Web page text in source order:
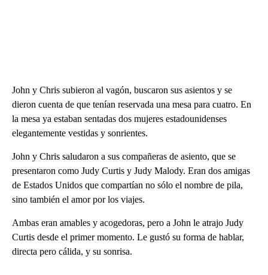
John y Chris subieron al vagón, buscaron sus asientos y se
dieron cuenta de que tenían reservada una mesa para cuatro. En
la mesa ya estaban sentadas dos mujeres estadounidenses
elegantemente vestidas y sonrientes.
John y Chris saludaron a sus compañeras de asiento, que se
presentaron como Judy Curtis y Judy Malody. Eran dos amigas
de Estados Unidos que compartían no sólo el nombre de pila,
sino también el amor por los viajes.
Ambas eran amables y acogedoras, pero a John le atrajo Judy
Curtis desde el primer momento. Le gustó su forma de hablar,
directa pero cálida, y su sonrisa.